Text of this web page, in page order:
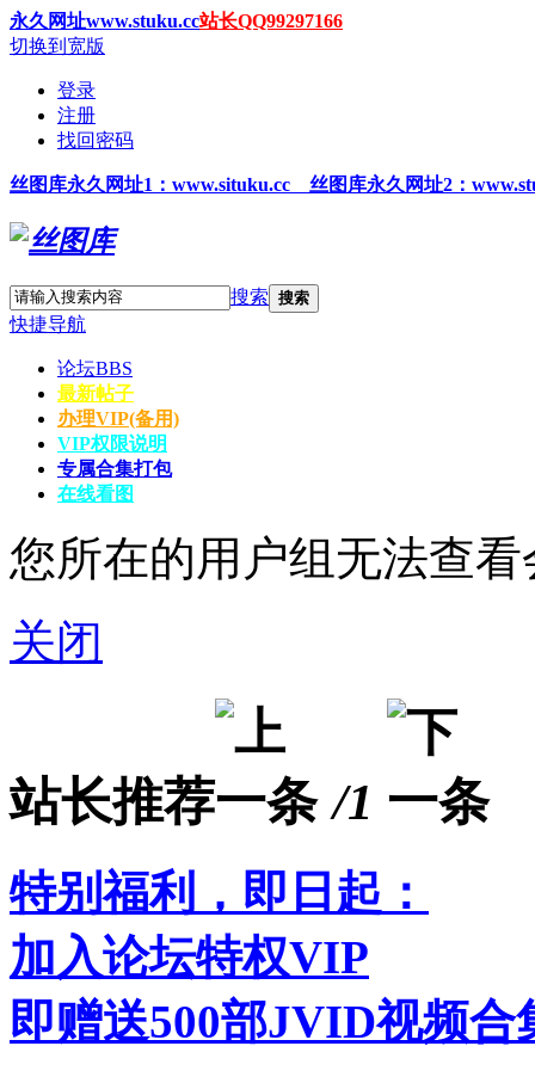
永久网址www.stuku.cc站长QQ99297166
切换到宽版
登录
注册
找回密码
丝图 库永久网址1 ：www.situku.cc 丝图库永久网址2：
搜索 搜索
快捷导航
论坛BBS
最新帖子
办理VIP(备用)
VIP权限说明
专属合集打包
在线看图
您所在的用户组无法查
关闭
站长推荐 /1
特别福利，即日起：
加入论坛特权VIP
即赠送500部JVID视频合